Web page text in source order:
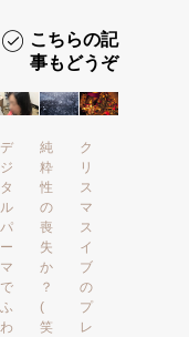
こちらの記
事もどうぞ
デ
ジ
タ
ル
パ
ー
マ
で
ふ
わ
純
粋
性
の
喪
失
か
？
(
笑
ク
リ
ス
マ
ス
イ
ブ
の
プ
レ